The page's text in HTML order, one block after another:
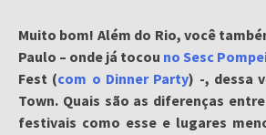
Muito bom! Além do Rio, você
Paulo – onde já tocou no Sesc
Fest (com o Dinner Party) -, dessa
Town. Quais são as diferenças
festivais como esse e lugares